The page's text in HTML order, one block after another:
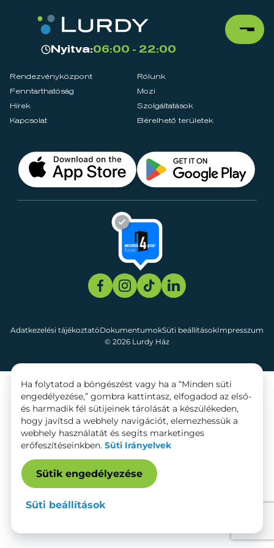
Nyitva:06:00 - 22:00
Rendezvényközpont
Rólunk
Fenntarthatóság
Mozi
Hírek
Szolgáltatások
Kapcsolat
Bérelhető területek
© 2026 Lurdy Ház
Adatkezelési tájékoztatóDokumentumokSüti beállításokImpresszum
Ha folytatod a böngészést vagy ha a “Minden süti
engedélyezése,” gombra kattintasz, elfogadod az első-
és harmadik fél sütijeinek tárolását a készülékeden,
hogy javítsd a webhely navigációt, elemezhessük a
webhely használatát és segíts marketinges
erőfeszítéseinkben. Süti Irányelvek
Sütik engedélyezése
Süti beállítások